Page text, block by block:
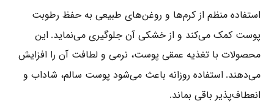
استفاده منظم از کرم‌ها و روغن‌های طبیعی به حفظ رطوبت
پوست کمک می‌کند و از خشکی آن جلوگیری می‌نماید. این
محصولات با تغذیه عمقی پوست، نرمی و لطافت آن را افزایش
می‌دهند. استفاده روزانه باعث می‌شود پوست سالم، شاداب و
انعطاف‌پذیر باقی بماند.